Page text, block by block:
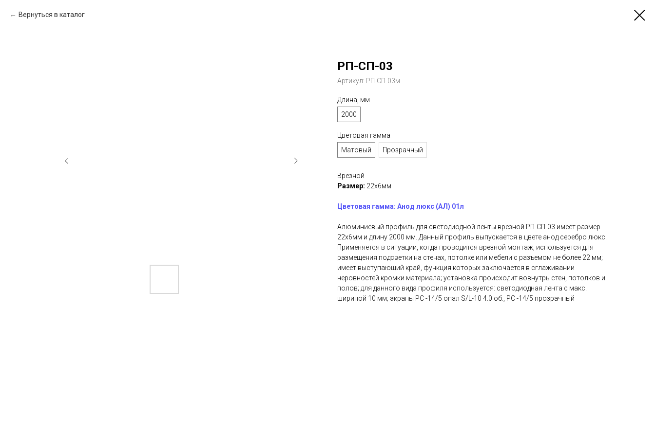
Вернуться в каталог
РП-СП-03
Артикул: РП-СП-03м
Длина, мм
2000
Цветовая гамма
Матовый
Прозрачный
Врезной
Размер: 22х6мм
Цветовая гамма: Анод люкс (АЛ) 01л
Алюминиевый профиль для светодиодной ленты врезной РП-СП-03 имеет размер
22х6мм и длину 2000 мм. Данный профиль выпускается в цвете анод серебро люкс.
Применяется в ситуации, когда проводится врезной монтаж, используется для
размещения подсветки на стенах, потолке или мебели с разъемом не более 22 мм;
имеет выступающий край, функция которых заключается в сглаживании
неровностей кромки материала; установка происходит вовнутрь стен, потолков и
полов; для данного вида профиля используется: светодиодная лента с макс.
шириной 10 мм; экраны РС -14/5 опал S/L-10 4.0 об., РС -14/5 прозрачный